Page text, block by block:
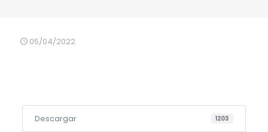
05/04/2022
Descargar 1203